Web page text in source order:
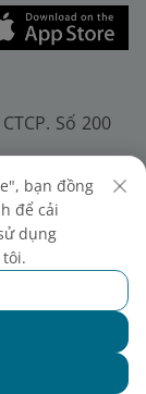
Số 200
(+84-24)
mã số
đầu ngày
10 ngày
phố Hà Nội.
bạn đồng
để cải
dụng